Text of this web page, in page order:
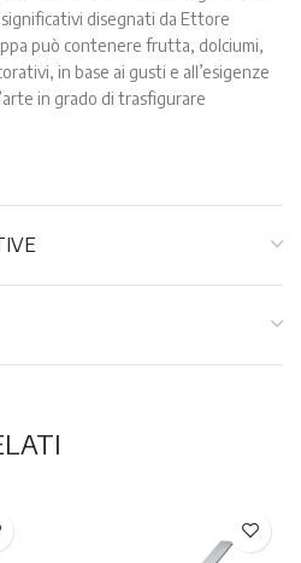
disegnati da Ettore
può contenere frutta, dolciumi,
in base ai gusti e all’esigenze
in grado di trasfigurare